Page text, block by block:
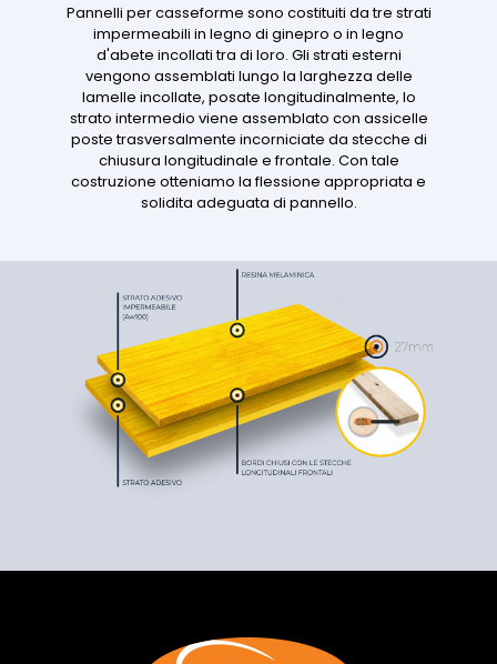
Pannelli per casseforme sono costituiti da tre strati
impermeabili in legno di ginepro o in legno
d'abete incollati tra di loro. Gli strati esterni
vengono assemblati lungo la larghezza delle
lamelle incollate, posate longitudinalmente, lo
strato intermedio viene assemblato con assicelle
poste trasversalmente incorniciate da stecche di
chiusura longitudinale e frontale. Con tale
costruzione otteniamo la flessione appropriata e
solidita adeguata di pannello.